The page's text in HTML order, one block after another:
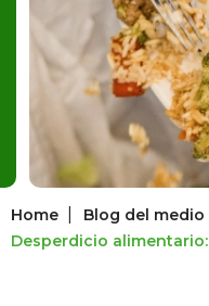
Home Blog del
Desperdicio